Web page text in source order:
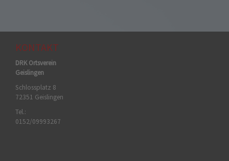
KONTAKT
DRK Ortsverein
Geislingen
Schlossplatz 8
72351 Geislingen
Tel.:
0152/09993267